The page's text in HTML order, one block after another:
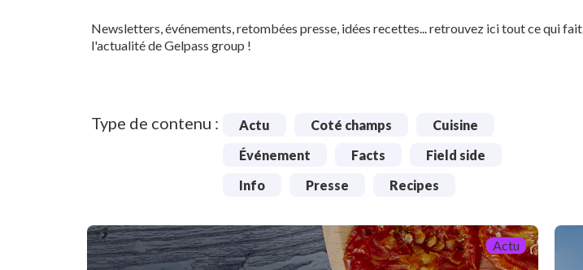
Newsletters, événements, retombées presse, idées recettes... retrouvez ici tout ce qui fait
l'actualité de Gelpass group !
Type de contenu : Actu Coté champs
Cuisine
Événement
Facts
Field side
Info
Presse Recipes
Actu